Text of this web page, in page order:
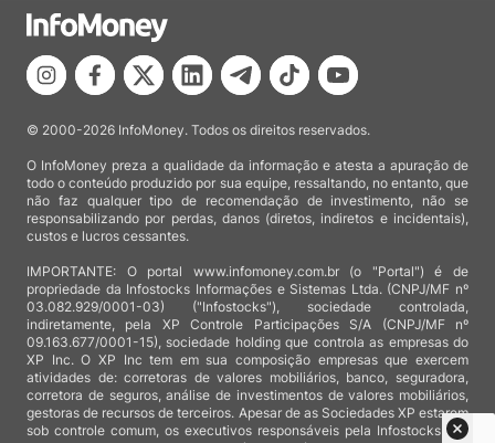
© 2000-2026 InfoMoney. Todos os direitos reservados.
O InfoMoney preza a qualidade da informação e atesta a apuração de
todo o conteúdo produzido por sua equipe, ressaltando, no entanto, que
não faz qualquer tipo de recomendação de investimento, não se
responsabilizando por perdas, danos (diretos, indiretos e incidentais),
custos e lucros cessantes.
IMPORTANTE: O portal www.infomoney.com.br (o "Portal") é de
propriedade da Infostocks Informações e Sistemas Ltda. (CNPJ/MF nº
03.082.929/0001-03) ("Infostocks"), sociedade controlada,
indiretamente, pela XP Controle Participações S/A (CNPJ/MF nº
09.163.677/0001-15), sociedade holding que controla as empresas do
XP Inc. O XP Inc tem em sua composição empresas que exercem
atividades de: corretoras de valores mobiliários, banco, seguradora,
corretora de seguros, análise de investimentos de valores mobiliários,
gestoras de recursos de terceiros. Apesar de as Sociedades XP estarem
sob controle comum, os executivos responsáveis pela Infostocks são